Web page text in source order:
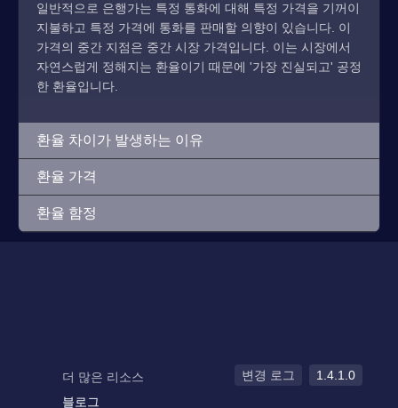
일반적으로 은행가는 특정 통화에 대해 특정 가격을 기꺼이
지불하고 특정 가격에 통화를 판매할 의향이 있습니다. 이
가격의 중간 지점은 중간 시장 가격입니다. 이는 시장에서
자연스럽게 정해지는 환율이기 때문에 '가장 진실되고' 공정
한 환율입니다.
환율 차이가 발생하는 이유
환율 가격
환율 함정
더 많은 리소스
블로그
변경 로그 1.4.1.0